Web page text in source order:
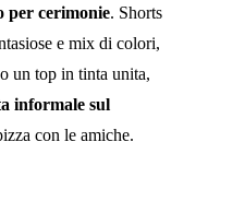
per cerimonie. Shorts
e mix di colori,
un top in tinta unita,
informale sul
con le amiche.